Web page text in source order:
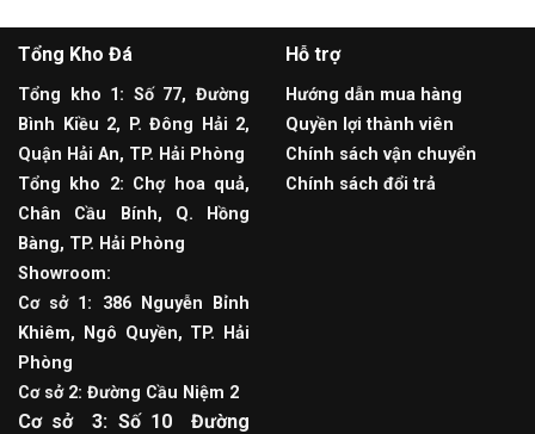
Tổng Kho Đá
Tổng kho 1: Số 77, Đường
Bình Kiều 2, P. Đông Hải 2,
Quận Hải An, TP. Hải Phòng
Tổng kho 2: Chợ hoa quả,
Chân Cầu Bính, Q. Hồng
Bàng, TP. Hải Phòng
Showroom:
Cơ sở 1: 386 Nguyễn Bỉnh
Khiêm, Ngô Quyền, TP. Hải
Phòng
Cơ sở 2: Đường Cầu Niệm 2
Cơ sở 3: Số 10 Đường
Hỗ trợ
Hướng dẫn mua hàng
Quyền lợi thành viên
Chính sách vận chuyển
Chính sách đổi trả